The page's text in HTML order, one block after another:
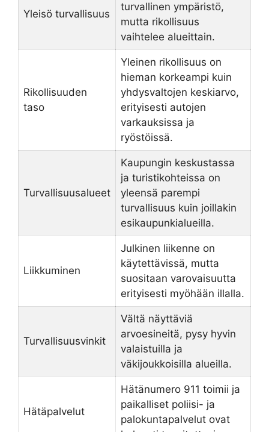
Yleisö turvallisuus
turvallinen ympäristö,
mutta rikollisuus
vaihtelee alueittain.
Rikollisuuden
taso
Yleinen rikollisuus on
hieman korkeampi kuin
yhdysvaltojen keskiarvo,
erityisesti autojen
varkauksissa ja
ryöstöissä.
Turvallisuusalueet
Kaupungin keskustassa
ja turistikohteissa on
yleensä parempi
turvallisuus kuin joillakin
esikaupunkialueilla.
Liikkuminen
Julkinen liikenne on
käytettävissä, mutta
suositaan varovaisuutta
erityisesti myöhään illalla.
Turvallisuusvinkit
Vältä näyttäviä
arvoesineitä, pysy hyvin
valaistuilla ja
väkijoukkoisilla alueilla.
Hätäpalvelut
Hätänumero 911 toimii ja
paikalliset poliisi- ja
palokuntapalvelut ovat